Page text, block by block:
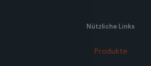
Nützliche Links
Produkte